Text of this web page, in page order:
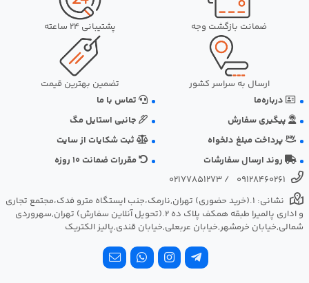
ضمانت بازگشت وجه پشتیبانی 24 ساعته
ارسال به سراسر کشور
تضمین بهترین قیمت
درباره‌ما
تماس با ما
پیگیری سفارش
جانبی استایل مگ
پرداخت مبلغ دلخواه
ثبت شکایات از سایت
روند ارسال سفارشات
مقررات ضمانت 10 روزه
09128460261
/
02177851273
نشانی: ‎1.(خرید حضوری) تهران,نارمک،جنب ایستگاه مترو فدک،مجتمع تجاری
و اداری پالمیرا طبقه همکف پلاک ده 2.(تحویل آنلاین سفارش) تهران,سهروردی
شمالی,خیابان خرمشهر,خیابان عربعلی,خیابان قندی,پالیز الکتریک